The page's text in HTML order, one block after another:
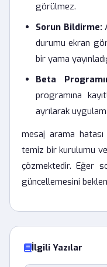
görülmez.
Sorun Bildirme:
durumu ekran
bir yama
Beta
programına
ayrılarak
mesaj arama hatası
temiz bir kurulumu ve
çözmektedir. Eğer
güncellemesini
İlgili Yazılar